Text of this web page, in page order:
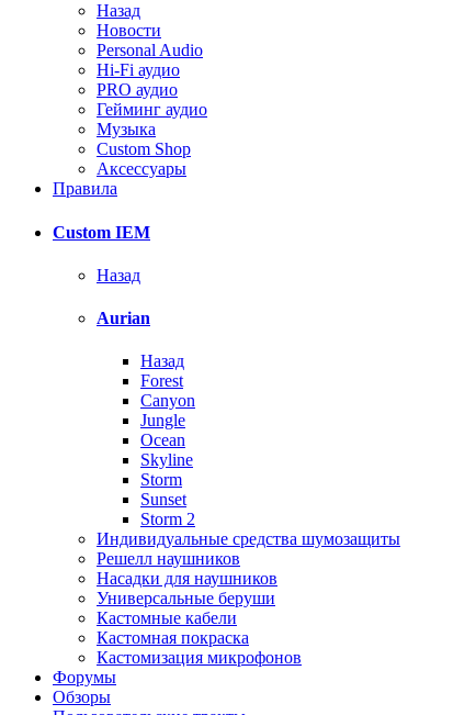
Назад
Новости
Personal Audio
Hi-Fi аудио
PRO аудио
Гейминг аудио
Музыка
Custom Shop
Аксессуары
Правила
Custom IEM
Назад
Aurian
Назад
Forest
Canyon
Jungle
Ocean
Skyline
Storm
Sunset
Storm 2
Индивидуальные средства шумозащиты
Решелл наушников
Насадки для наушников
Универсальные беруши
Кастомные кабели
Кастомная покраска
Кастомизация микрофонов
Форумы
Обзоры